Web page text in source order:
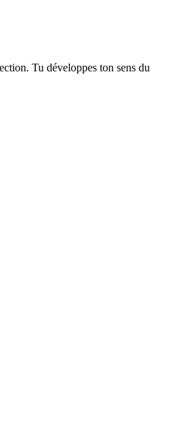
Tu développes ton sens du